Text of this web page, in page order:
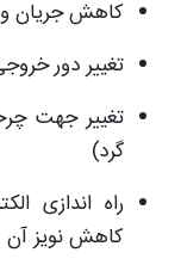
کاهش جریان
تغییر دور
تغییر جهت
گرد)
راه اندازی
کاهش نویز آن